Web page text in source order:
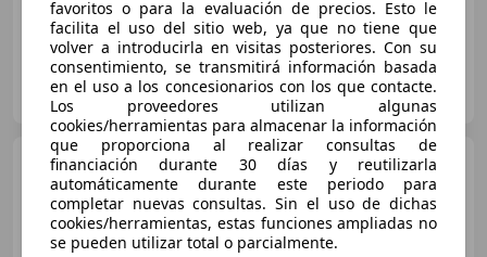
OCASIONPLUS VILLAFRANCA
ES-08734 OLÉRDOLA
Citroen C3 Aircross
Puretech S&S Shine EAT6 110
favoritos o para la evaluación de precios. Esto le
facilita el uso del sitio web, ya que no tiene que
volver a introducirla en visitas posteriores. Con su
consentimiento, se transmitirá información basada
en el uso a los concesionarios con los que contacte.
Los proveedores utilizan algunas
cookies/herramientas para almacenar la información
que proporciona al realizar consultas de
financiación durante 30 días y reutilizarla
automáticamente durante este periodo para
completar nuevas consultas. Sin el uso de dichas
cookies/herramientas, estas funciones ampliadas no
se pueden utilizar total o parcialmente.